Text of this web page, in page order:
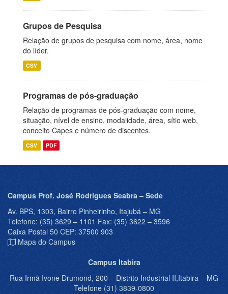
Grupos de Pesquisa
Relação de grupos de pesquisa com nome, área, nome
do líder.
CSV
Programas de pós-graduação
Relação de programas de pós-graduação com nome,
situação, nível de ensino, modalidade, área, sítio web,
conceito Capes e número de discentes.
CSV PDF
Campus Prof. José Rodrigues Seabra – Sede
Av. BPS, 1303, Bairro Pinheirinho, Itajubá – MG
Telefone: (35) 3629 – 1101 Fax: (35) 3622 – 3596
Caixa Postal 50 CEP: 37500 903
Mapa do Campus
Campus Itabira
Rua Irmã Ivone Drumond, 200 – Distrito Industrial II,Itabira – MG
Telefone (31) 3839-0800